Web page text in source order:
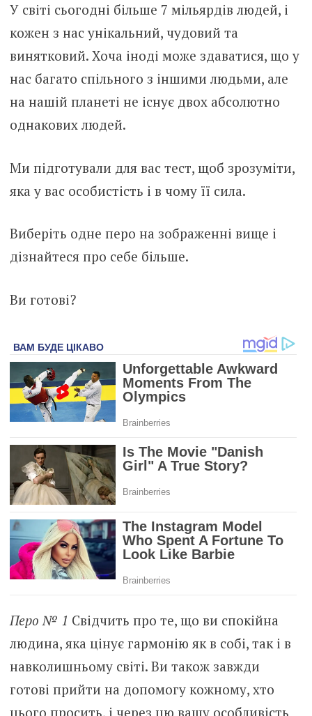
У світі сьогодні більше 7 мільярдів людей, і
кожен з нас унікальний, чудовий та
винятковий. Хоча іноді може здаватися, що у
нас багато спільного з іншими людьми, але
на нашій планеті не існує двох абсолютно
однакових людей.
Ми підготували для вас тест, щоб зрозуміти,
яка у вас особистість і в чому її сила.
Виберіть одне перо на зображенні вище і
дізнайтеся про себе більше.
Ви готові?
Перо № 1 Свідчить про те, що ви спокійна
людина, яка цінує гармонію як в собі, так і в
навколишньому світі. Ви також завжди
готові прийти на допомогу кожному, хто
цього просить, і через цю вашу особливість